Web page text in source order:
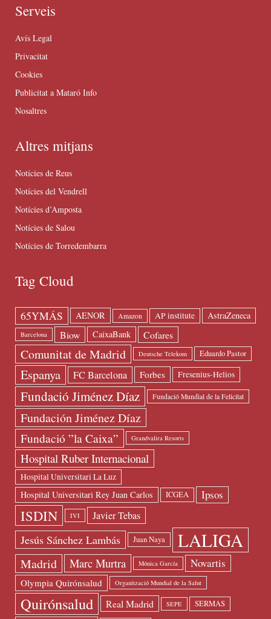
Serveis
Avís Legal
Privacitat
Cookies
Publicitat a Mataró Info
Nosaltres
Altres mitjans
Notícies de Reus
Notícies del Vendrell
Notícies d’Amposta
Notícies de Salou
Notícies de Torredembarra
Tag Cloud
65YMÁS AENOR Amazon AP institute AstraZeneca
Barcelona Biow CaixaBank Cofares
Comunitat de Madrid Deutsche Telekom Eduardo Pastor
Espanya FC Barcelona Forbes Fresenius-Helios
Fundació Jiménez Díaz Fundació Mundial de la Felicitat
Fundación Jiménez Díaz
Fundació ”la Caixa” Grandvalira Resorts
Hospital Ruber Internacional
Hospital Universitari La Luz
Hospital Universitari Rey Juan Carlos ICGEA Ipsos
ISDIN IVI Javier Tebas
Jesús Sánchez Lambás Juan Naya LALIGA
Madrid Marc Murtra Mónica García Novartis
Olympia Quirónsalud Organització Mundial de la Salut
Quirónsalud Real Madrid SEPE SERMAS